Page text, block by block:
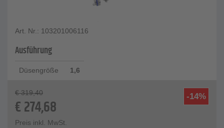
Art. Nr.: 103201006116
Ausführung
Düsengröße 1,6
-14%
€ 319,40
€274,68
Preis inkl. MwSt.